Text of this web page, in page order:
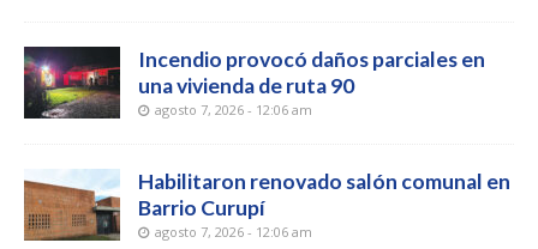
Incendio provocó daños parciales en
una vivienda de ruta 90
agosto 7, 2026 - 12:06 am
Habilitaron renovado salón comunal en
Barrio Curupí
agosto 7, 2026 - 12:06 am